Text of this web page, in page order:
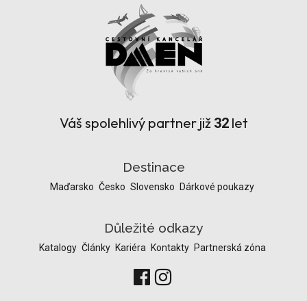
Váš spolehlivý partner již 32let
Destinace
Maďarsko Česko Slovensko Dárkové poukazy
Důležité odkazy
Katalogy Články Kariéra Kontakty Partnerská zóna